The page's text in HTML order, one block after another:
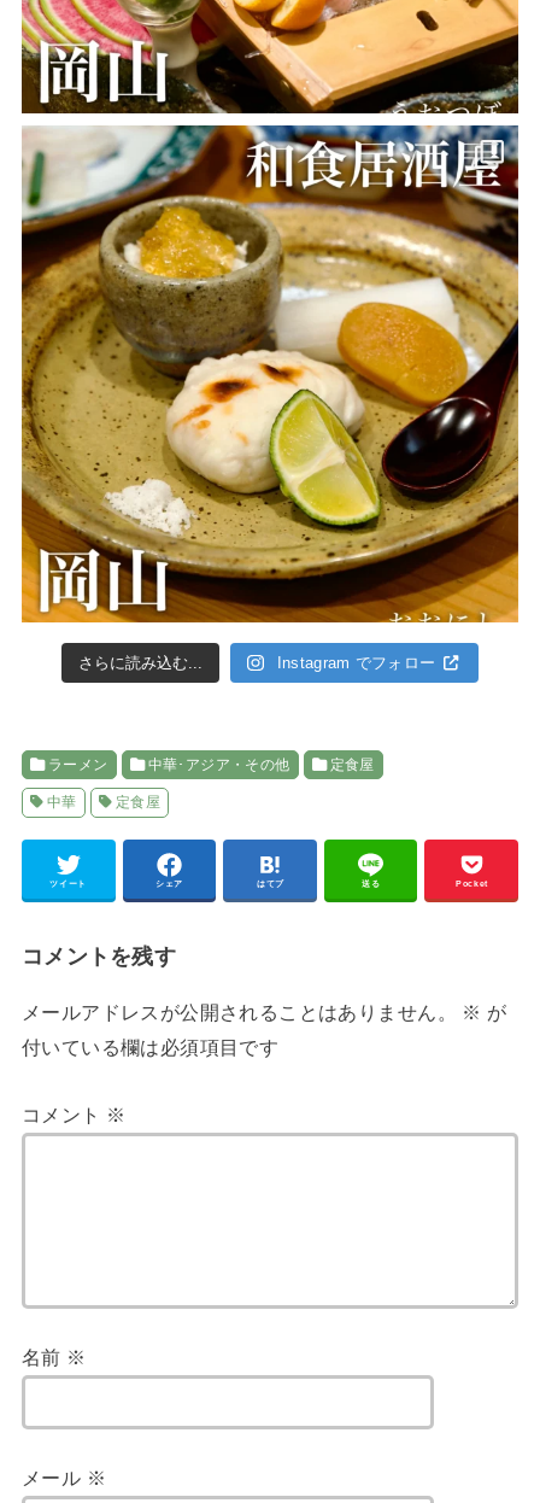
さらに読み込む... Instagram でフォロー
ラーメン 中華･アジア・その他 定食屋
中華 定食屋
ツイート シェア はてブ 送る Pocket
コメントを残す
メールアドレスが公開されることはありません。 ※ が
付いている欄は必須項目です
コメント ※
名前 ※
メール ※